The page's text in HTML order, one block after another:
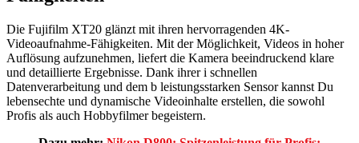
Die Fujifilm XT20 glänzt mit ihren hervorragenden 4K-
Videoaufnahme-Fähigkeiten. Mit der Möglichkeit, Videos in hoher
Auflösung aufzunehmen, liefert die Kamera beeindruckend klare
und detaillierte Ergebnisse. Dank ihrer i schnellen
Datenverarbeitung und dem b leistungsstarken Sensor kannst Du
lebensechte und dynamische Videoinhalte erstellen, die sowohl
Profis als auch Hobbyfilmer begeistern.